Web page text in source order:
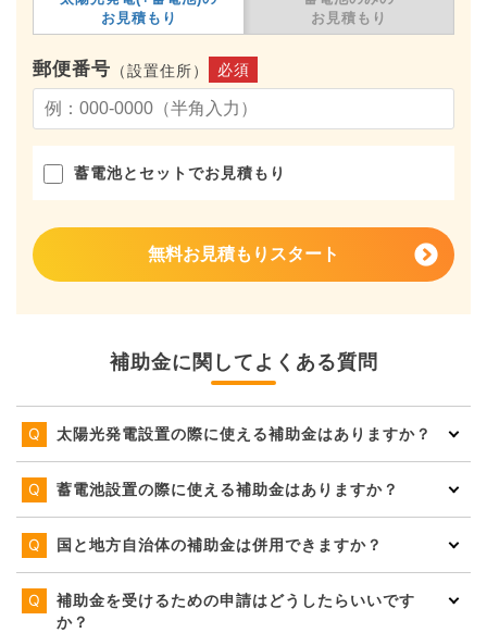
お見積もり
お見積もり
郵便番号 （設置住所） 必須
蓄電池とセットでお見積もり
無料お見積もりスタート
補助金に関してよくある質問
太陽光発電設置の際に使える補助金はありますか？
蓄電池設置の際に使える補助金はありますか？
国と地方自治体の補助金は併用できますか？
補助金を受けるための申請はどうしたらいいです
か？